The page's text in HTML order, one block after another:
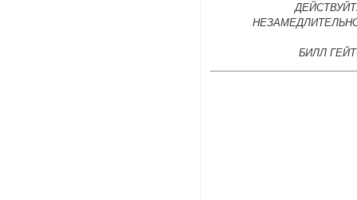
БИЛЛ